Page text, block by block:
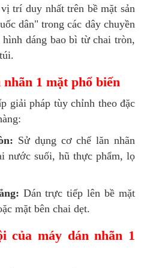
trí duy nhất trên bề mặt sản
dân" trong các dây chuyền
dáng bao bì từ chai tròn,
1 mặt phổ biến
giải pháp tùy chỉnh theo đặc
Sử dụng cơ chế lăn nhãn
nước suối, hũ thực phẩm, lọ
Dán trực tiếp lên bề mặt
mặt bên chai dẹt.
của máy dán nhãn 1